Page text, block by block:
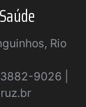
Rio
9026 |